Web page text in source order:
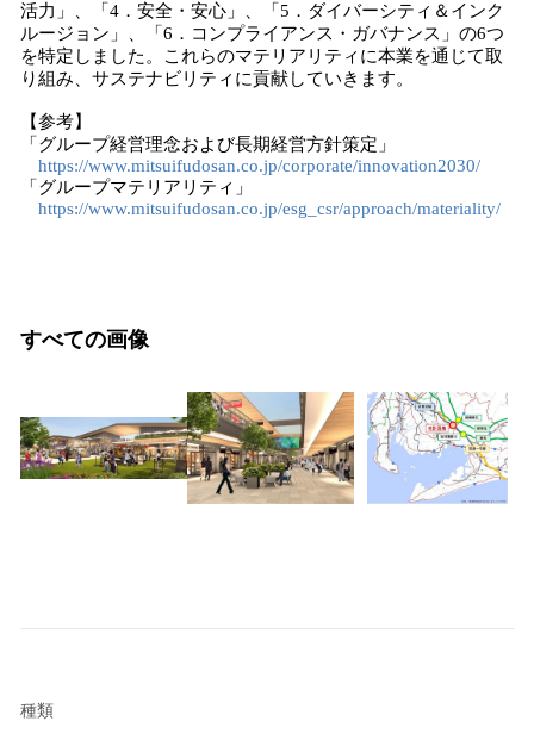
活力」、「4．安全・安心」、「5．ダイバーシティ＆インク
ルージョン」、「6．コンプライアンス・ガバナンス」の6つ
を特定しました。これらのマテリアリティに本業を通じて取
り組み、サステナビリティに貢献していきます。
【参考】
「グループ経営理念および長期経営方針策定」
https://www.mitsuifudosan.co.jp/corporate/innovation2030/
「グループマテリアリティ」
https://www.mitsuifudosan.co.jp/esg_csr/approach/materiality/
すべての画像
種類